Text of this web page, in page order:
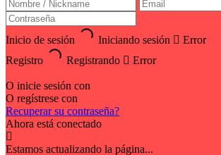
Inicio de sesión Iniciando sesión
Error
Registro
Registrando Error
O inicie sesión con
O regístrese con
Recuperar su contraseña?
Ahora está conectado
Estamos actualizando la página...